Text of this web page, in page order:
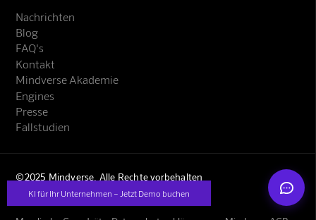
KI für Ihr Unternehmen – Jetzt Demo buchen
Mindverse Support
Nachrichten
Blog
FAQ's
Kontakt
Mindverse Akademie
Engines
Presse
Fallstudien
©2025 Mindverse. Alle Rechte vorbehalten